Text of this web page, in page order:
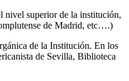
nivel superior de la institución,
de Madrid, etc….)
de la Institución. En los
de Sevilla, Biblioteca